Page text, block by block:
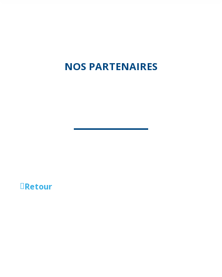
NOS PARTENAIRES
Retour